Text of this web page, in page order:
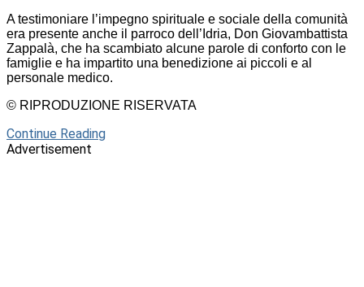
A testimoniare l’impegno spirituale e sociale della comunità
era presente anche il parroco dell’Idria, Don Giovambattista
Zappalà, che ha scambiato alcune parole di conforto con le
famiglie e ha impartito una benedizione ai piccoli e al
personale medico.
© RIPRODUZIONE RISERVATA
Continue Reading
Advertisement